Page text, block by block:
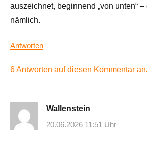
auszeichnet, beginnend „von unten“
nämlich.
Antworten
6 Antworten auf diesen Kommentar
Wallenstein
20.06.2026 11:51 Uhr